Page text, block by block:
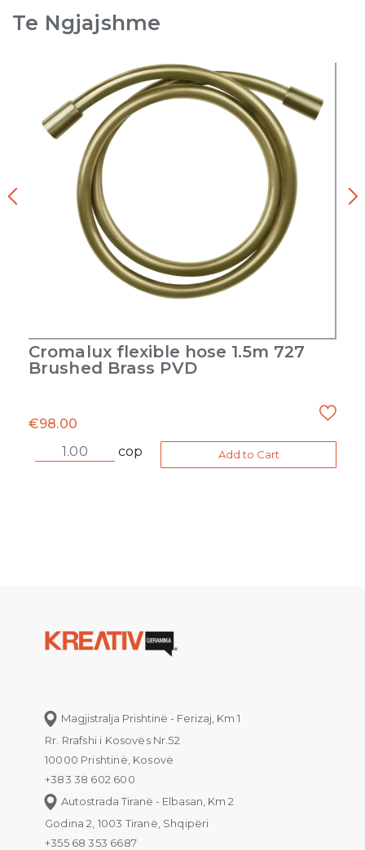
Te Ngjajshme
Cromalux flexible hose 1.5m 727
Brushed Brass PVD
€98.00
cop
Add to Cart
Magjistralja Prishtinë - Ferizaj, Km 1
Rr. Rrafshi i Kosovës Nr.52
10000 Prishtinë, Kosovë
+383 38 602 600
Autostrada Tiranë - Elbasan, Km 2
Godina 2, 1003 Tiranë, Shqipëri
+355 68 353 6687